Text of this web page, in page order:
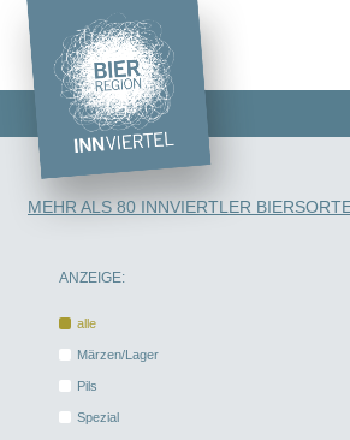
MEHR ALS 80 INNVIERTLER
ANZEIGE:
alle
Märzen/Lager
Pils
Spezial